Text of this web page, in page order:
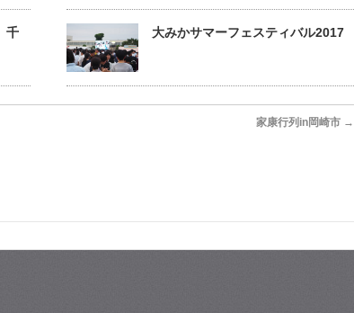
千
大みかサマーフェスティバル2017
家康行列in岡崎市 →